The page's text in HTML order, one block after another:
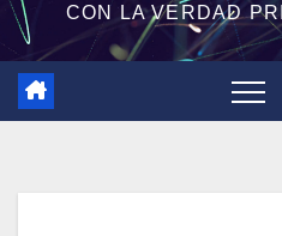
CON LA VERDAD